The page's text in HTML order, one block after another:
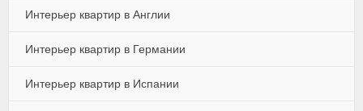
Интерьер квартир в Англии
Интерьер квартир в Германии
Интерьер квартир в Испании